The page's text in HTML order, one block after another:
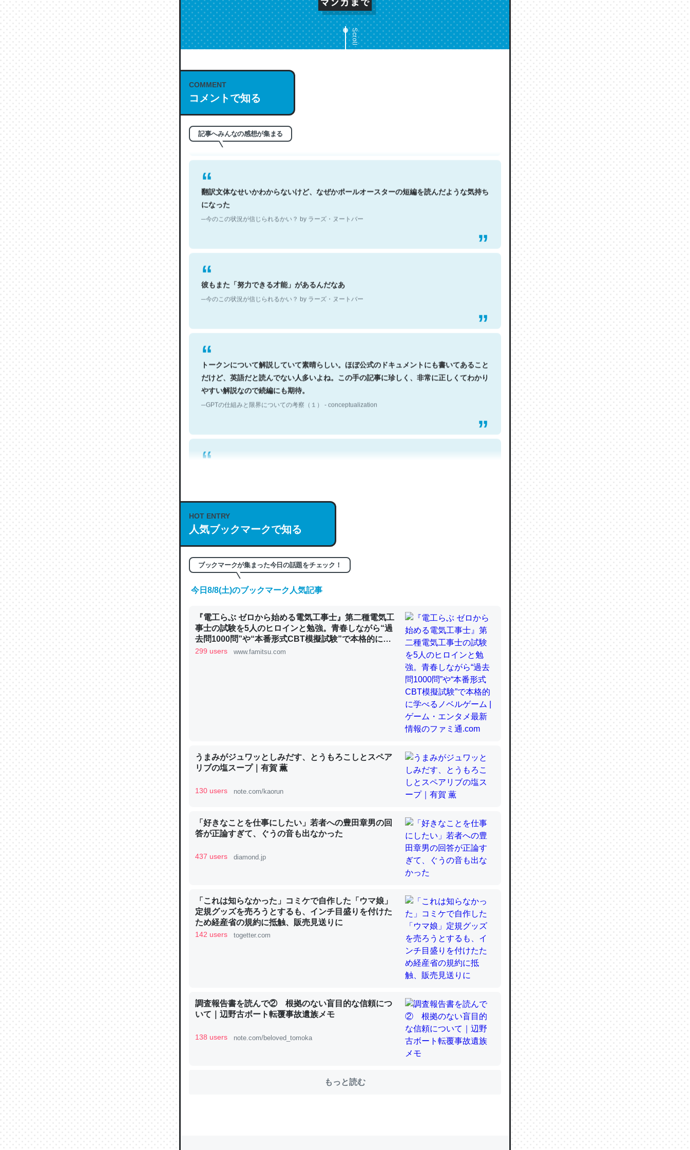
Scroll
COMMENT
コメントで知る
記事へみんなの感想が集まる
これは名文。彼はとてもクレバーなんだろうなと凄く思う。英語少しでも読める人は原文
もお勧め。自分はこの流れ好き。Let’s Fucking Go. Then Covid hit. Shit.
─今のこの状況が信じられるかい？ by ラーズ・ヌートバー
翻訳文体なせいかわからないけど、なぜかポールオースターの短編を読んだような気持ち
になった
─今のこの状況が信じられるかい？ by ラーズ・ヌートバー
彼もまた「努力できる才能」があるんだなあ
─今のこの状況が信じられるかい？ by ラーズ・ヌートバー
トークンについて解説していて素晴らしい。ほぼ公式のドキュメントにも書いてあること
だけど、英語だと読んでない人多いよね。この手の記事に珍しく、非常に正しくてわかり
やすい解説なので続編にも期待。
─GPTの仕組みと限界についての考察（１） - conceptualization
何気にChatGPTの仕組み、特に「トークン」について解説してる記事が少ないので貴重
の伏線」は回収されないけど、短期記憶というには多い分量。進化すればするほど分かり
やすく強くなりそう
─GPTの仕組みと限界についての考察（１） - conceptualization
昆虫ってカルシウム少ないのか。知らんかった。調べたらコオロギのカルシウム分はエビ
─ニュース :: 【研究発表】昆虫学の大問題＝「昆虫はなぜ海にいないのか」に関する新仮説
論文では「淡水はカルシウムも酸素も不足してて両方に不利だから両方が拮抗してるので
は」とあって面白い。海にいる鋏角類（カブトガニ・ウミグモ）はカルシウムを使わずキ
─ニュース :: 【研究発表】昆虫学の大問題＝「昆虫はなぜ海にいないのか」に関する新仮説
これを元に考えるとカルシウムを大量に使う脊椎動物と貝類は苦労してるんだな…。腹足
ウチもEchoを実家に置いて４年。でたまに覗いてる。ぼちぼちRingも置こうかと画策
中。あと、Googleマップで位置情報を共有してる。電池残量や充電中かが分かるのでこ
を実質100倍以上に伸ばす効果があるはず……
HOT ENTRY
人気ブックマークで知る
ブックマークが集まった今日の話題をチェック！
今日8/8(土)のブックマーク人気記事
『電工らぶ ゼロから始める電気工事士』第二種電気工
事士の試験を5人のヒロインと勉強。青春しながら“過
去問1000問”や“本番形式CBT模擬試験”で本格的に学
べるノベルゲーム | ゲーム・エンタメ最新情報のファミ
299 users www.famitsu.com
うまみがジュワッとしみだす、とうもろこしとスペア
リブの塩スープ｜有賀 薫
130 users note.com/kaorun
「好きなことを仕事にしたい」若者への豊田章男の回
答が正論すぎて、ぐうの音も出なかった
437 users diamond.jp
「これは知らなかった」コミケで自作した「ウマ娘」
定規グッズを売ろうとするも、インチ目盛りを付けた
ため経産省の規約に抵触、販売見送りに
142 users togetter.com
調査報告書を読んで② 根拠のない盲目的な信頼につ
いて｜辺野古ボート転覆事故遺族メモ
138 users note.com/beloved_tomoka
もっと読む